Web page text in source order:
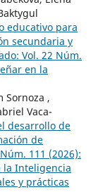
educativo para
secundaria y
Vol. 22 Núm.
en la
Sornoza ,
Vaca-
desarrollo de
de
111 (2026):
la Inteligencia
y prácticas